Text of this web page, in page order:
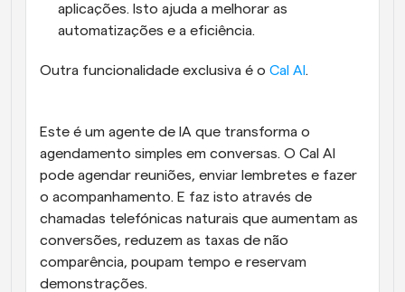
aplicações. Isto ajuda a melhorar as
automatizações e a eficiência.
Outra funcionalidade exclusiva é o Cal AI .
Este é um agente de IA que transforma o
agendamento simples em conversas. O Cal AI
pode agendar reuniões, enviar lembretes e fazer
o acompanhamento. E faz isto através de
chamadas telefónicas naturais que aumentam as
conversões, reduzem as taxas de não
comparência, poupam tempo e reservam
demonstrações.